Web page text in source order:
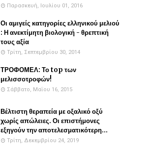
Παρασκευή, Ιουλίου 01, 2016
Οι αμιγείς κατηγορίες ελληνικού μελιού
: Η ανεκτίμητη βιολογική - θρεπτική
τους αξία
Τρίτη, Σεπτεμβρίου 30, 2014
ΤΡΟΦΟΜΕΛ: Το top των
μελισσοτροφών!
Σάββατο, Μαΐου 16, 2015
Βέλτιστη θεραπεία με οξαλικό οξύ
χωρίς απώλειες. Οι επιστήμονες
εξηγούν την αποτελεσματικότερη...
Τρίτη, Δεκεμβρίου 24, 2019